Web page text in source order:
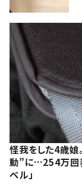
怪我をした4歳娘
動”に…254万回表
ベル」